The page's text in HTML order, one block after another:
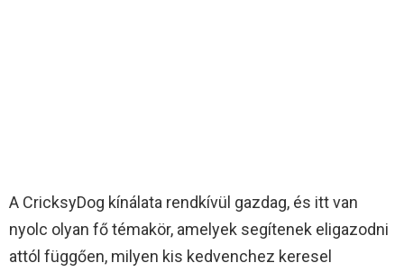
A CricksyDog kínálata rendkívül gazdag, és itt van
nyolc olyan fő témakör, amelyek segítenek eligazodni
attól függően, milyen kis kedvenchez keresel